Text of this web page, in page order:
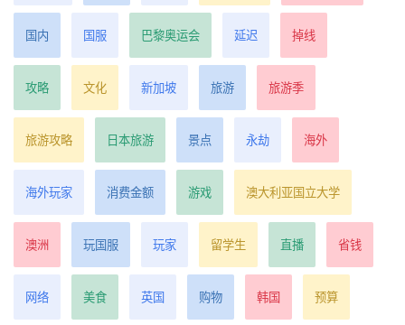
国内 国服 巴黎奥运会 延迟 掉线
攻略 文化 新加坡 旅游 旅游季
旅游攻略 日本旅游 景点 永劫 海外
海外玩家 消费金额 游戏 澳大利亚国立大学
澳洲 玩国服 玩家 留学生 直播 省钱
网络 美食 英国 购物 韩国 预算